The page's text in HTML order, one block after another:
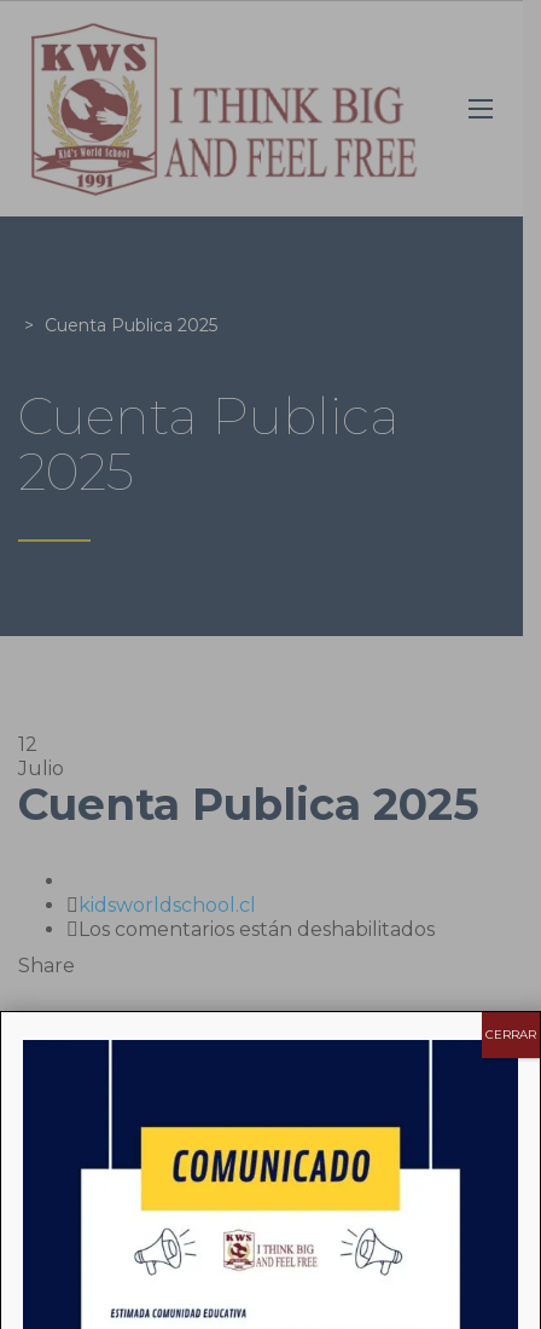
> Cuenta Publica 2025
Cuenta Publica
2025
12
Julio
Cuenta Publica 2025
Author
kidsworldschool.cl
Los comentarios están deshabilitadosen
Share
CERRAR